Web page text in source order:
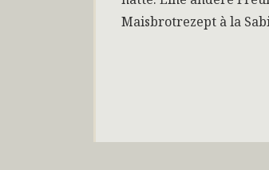
Maisbrotrezept à la